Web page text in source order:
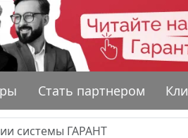
Стать партнером